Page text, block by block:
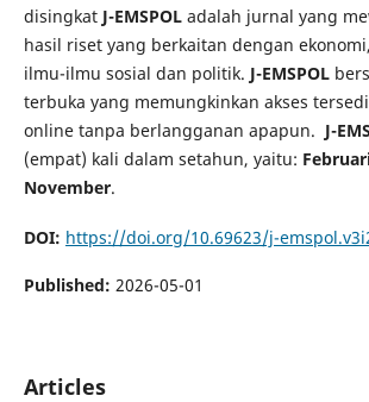
disingkat J-EMSPOLadalah jurnal yang
hasil riset yang berkaitan dengan
ilmu-ilmu sosial dan politik. J-EMSPOL
terbuka yang memungkinkan akses
online tanpa berlangganan apapun. J-
(empat) kali dalam setahun, yaitu:
November.
DOI: https://doi.org/10.69623/j-
Published: 2026-05-01
Articles